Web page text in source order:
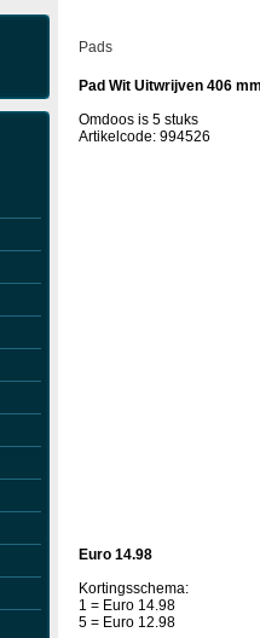
Pads
Pad Wit Uitwrijven 406
Omdoos is 5 stuks
Artikelcode: 994526
Euro 14.98
Kortingsschema:
1 = Euro 14.98
5 = Euro 12.98